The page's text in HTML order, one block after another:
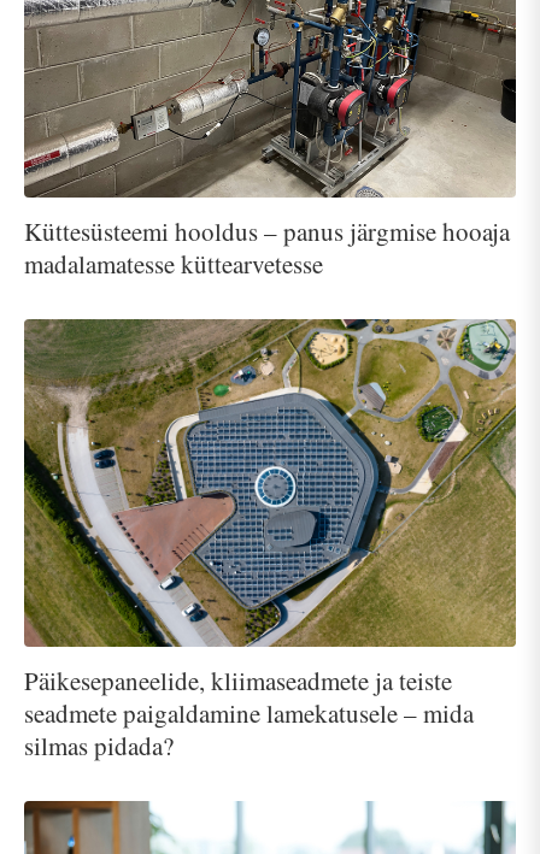
Küttesüsteemi hooldus – panus järgmise hooaja
madalamatesse küttearvetesse
Päikesepaneelide, kliimaseadmete ja teiste
seadmete paigaldamine lamekatusele – mida
silmas pidada?